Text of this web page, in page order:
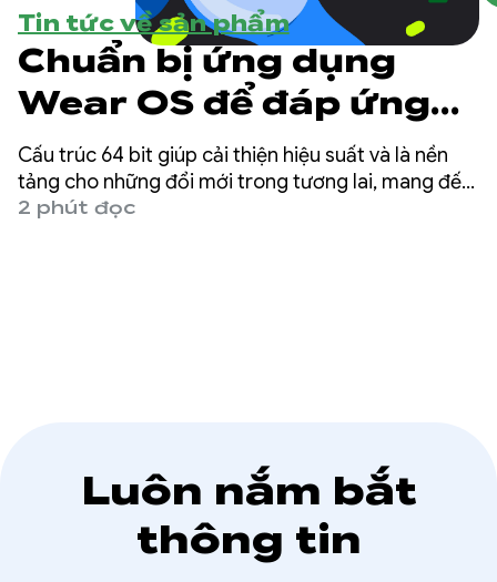
Tin tức về sản phẩm
Chuẩn bị ứng dụng
Wear OS để đáp ứng
yêu cầu về phiên bản
64 bit
Cấu trúc 64 bit giúp cải thiện hiệu suất và là nền
tảng cho những đổi mới trong tương lai, mang đến
trải nghiệm nhanh hơn và phong phú hơn cho
2 phút đọc
Luôn nắm bắt
thông tin